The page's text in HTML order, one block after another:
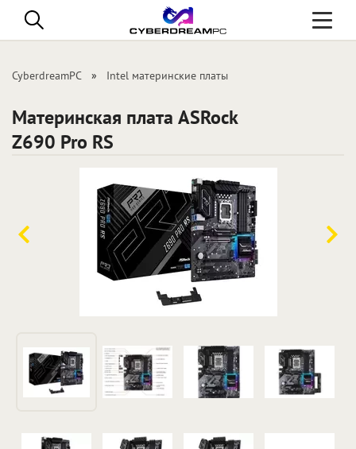
Toggle
CyberdreamPC Intel материнские платы
Материнская плата ASRock
Z690 Pro RS